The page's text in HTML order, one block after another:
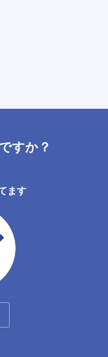
すか？
ます